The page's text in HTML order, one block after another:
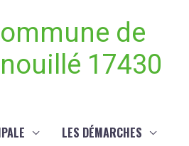
de
17430
LES DÉMARCHES